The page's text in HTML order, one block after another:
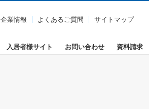
企業情報 よくあるご質問 サイトマップ
入居者様サイト お問い合わせ 資料請求